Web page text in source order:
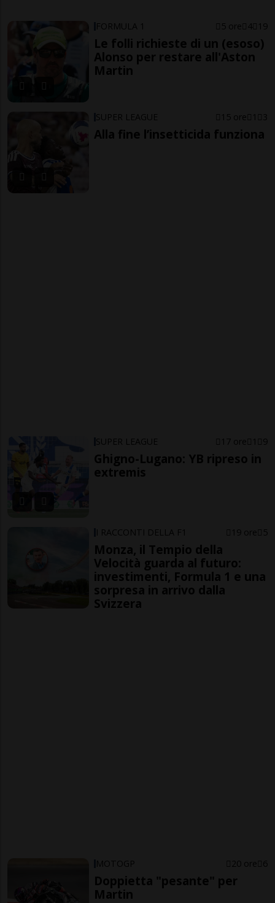
FORMULA 1 5 ore 4 19
Le folli richieste di un (esoso)
Alonso per restare all'Aston
Martin
SUPER LEAGUE 15 ore 1 3
Alla fine l’insetticida funziona
SUPER LEAGUE 17 ore 1 9
Ghigno-Lugano: YB ripreso in
extremis
I RACCONTI DELLA F1 19 ore 5
Monza, il Tempio della
Velocità guarda al futuro:
investimenti, Formula 1 e una
sorpresa in arrivo dalla
Svizzera
MOTOGP 20 ore 6
Doppietta "pesante" per
Martin